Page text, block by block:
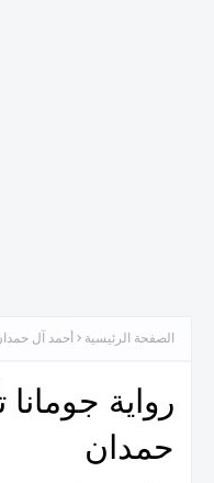
الصفحة الرئيسية أحمد آل
رواية
حمدان